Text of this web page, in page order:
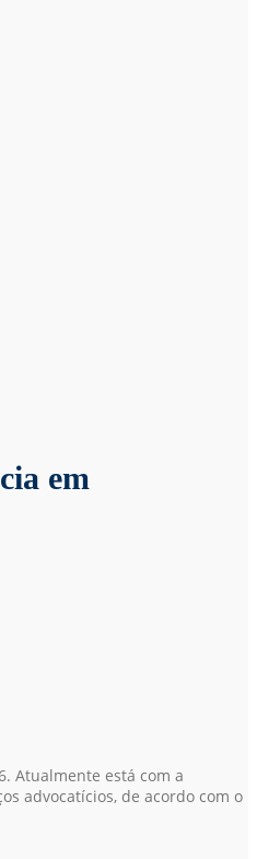
em
Atualmente está com a
advocatícios, de acordo com o